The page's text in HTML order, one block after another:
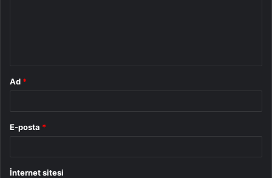
Ad *
E-posta *
İnternet sitesi